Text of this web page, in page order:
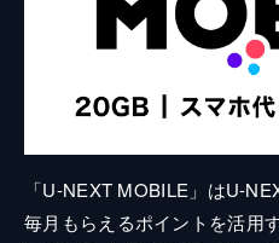
「U-NEXT MOBILE」はU-
毎月もらえるポイントを活用